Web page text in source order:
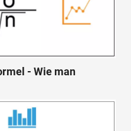
- Wie man